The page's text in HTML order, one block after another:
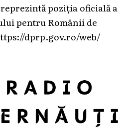
poziția oficială a
pentru Românii de
dprp.gov.ro/web/